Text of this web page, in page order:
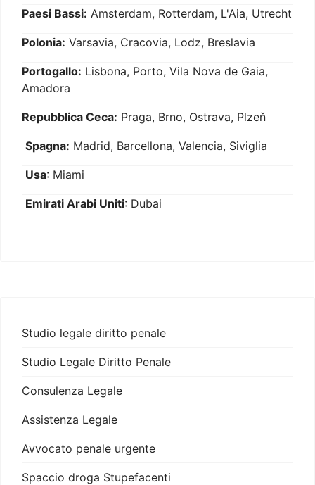
Paesi Bassi: Amsterdam, Rotterdam, L'Aia, Utrecht
Polonia: Varsavia, Cracovia, Lodz, Breslavia
Portogallo: Lisbona, Porto, Vila Nova de Gaia,
Amadora
Repubblica Ceca: Praga, Brno, Ostrava, Plzeň
Spagna: Madrid, Barcellona, Valencia, Siviglia
Usa: Miami
Emirati Arabi Uniti: Dubai
Studio legale diritto penale
Studio Legale Diritto Penale
Consulenza Legale
Assistenza Legale
Avvocato penale urgente
Spaccio droga Stupefacenti